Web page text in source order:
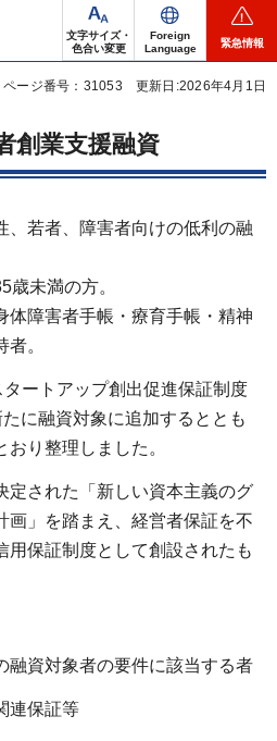
文字サイズ・
色合い変更
Foreign
Language
緊急情報
ページ番号：31053 更新日:2026年4月1日
創業支援融資
、若者、障害者向けの低利の融
未満の方。
障害者手帳・療育手帳・精神
。
ートアップ創出促進保証制度
に融資対象に追加するととも
り整理しました。
された「新しい資本主義のグ
画」を踏まえ、経営者保証を不
用保証制度として創設されたも
資対象者の要件に該当する者
連保証等